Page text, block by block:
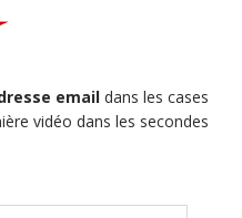
email dans les cases
vidéo dans les secondes